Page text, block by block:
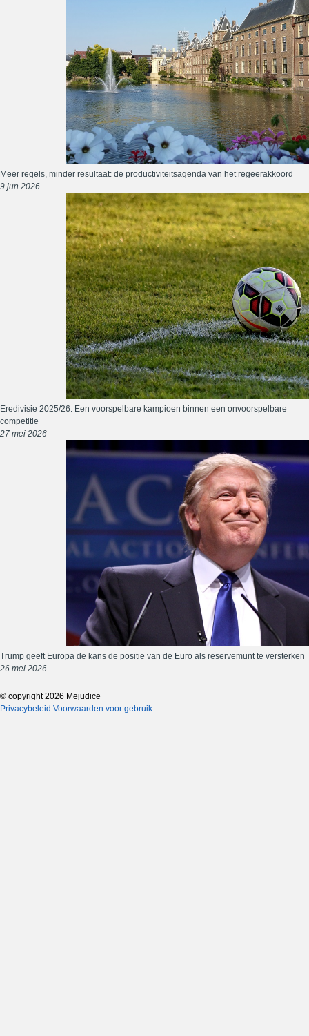
Meer regels, minder resultaat: de productiviteitsagenda van het regeerakkoord
9 jun 2026
Eredivisie 2025/26: Een voorspelbare kampioen binnen een onvoorspelbare
competitie
27 mei 2026
Trump geeft Europa de kans de positie van de Euro als reservemunt te versterken
26 mei 2026
© copyright 2026 Mejudice
Privacybeleid Voorwaarden voor gebruik